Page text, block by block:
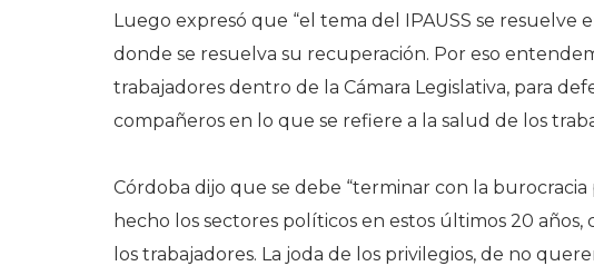
Luego expresó que “el tema del IPAUSS se resuelve
donde se resuelva su recuperación. Por eso
trabajadores dentro de la Cámara Legislativa, para
compañeros en lo que se refiere a la salud de los
Córdoba dijo que se debe “terminar con la
hecho los sectores políticos en estos últimos 20 años,
los trabajadores. La joda de los privilegios, de no